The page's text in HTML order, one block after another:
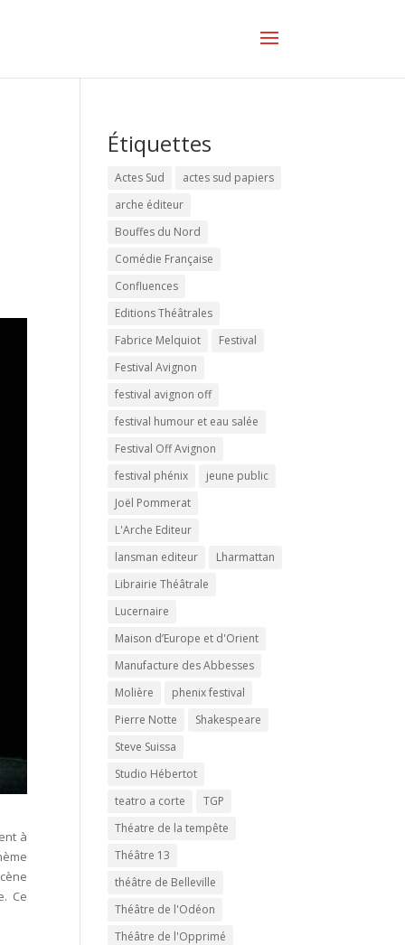
à
Ce
Étiquettes
Actes Sud
actes sud papiers
arche éditeur
Bouffes du Nord
Comédie Française
Confluences
Editions Théâtrales
Fabrice Melquiot
Festival
Festival Avignon
festival avignon off
festival humour et eau salée
Festival Off Avignon
festival phénix
jeune public
Joël Pommerat
L'Arche Editeur
lansman editeur
Lharmattan
Librairie Théâtrale
Lucernaire
Maison d’Europe et d'Orient
Manufacture des Abbesses
Molière
phenix festival
Pierre Notte
Shakespeare
Steve Suissa
Studio Hébertot
teatro a corte
TGP
Théatre de la tempête
Théâtre 13
théâtre de Belleville
Théâtre de l'Odéon
Théâtre de l'Opprimé